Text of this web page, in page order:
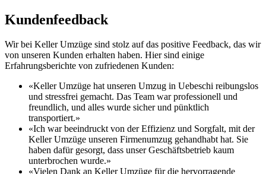
Kundenfeedback
Wir bei Keller Umzüge sind stolz auf das positive Feedback, das wir
von unseren Kunden erhalten haben. Hier sind einige
Erfahrungsberichte von zufriedenen Kunden:
«Keller Umzüge hat unseren Umzug in Uebeschi reibungslos
und stressfrei gemacht. Das Team war professionell und
freundlich, und alles wurde sicher und pünktlich
transportiert.»
«Ich war beeindruckt von der Effizienz und Sorgfalt, mit der
Keller Umzüge unseren Firmenumzug gehandhabt hat. Sie
haben dafür gesorgt, dass unser Geschäftsbetrieb kaum
unterbrochen wurde.»
«Vielen Dank an Keller Umzüge für die hervorragende